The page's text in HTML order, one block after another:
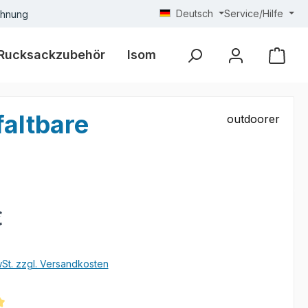
Deutsch Service/Hilfe
Isomatten Zelte
outdoorer
zzgl. Versandkosten